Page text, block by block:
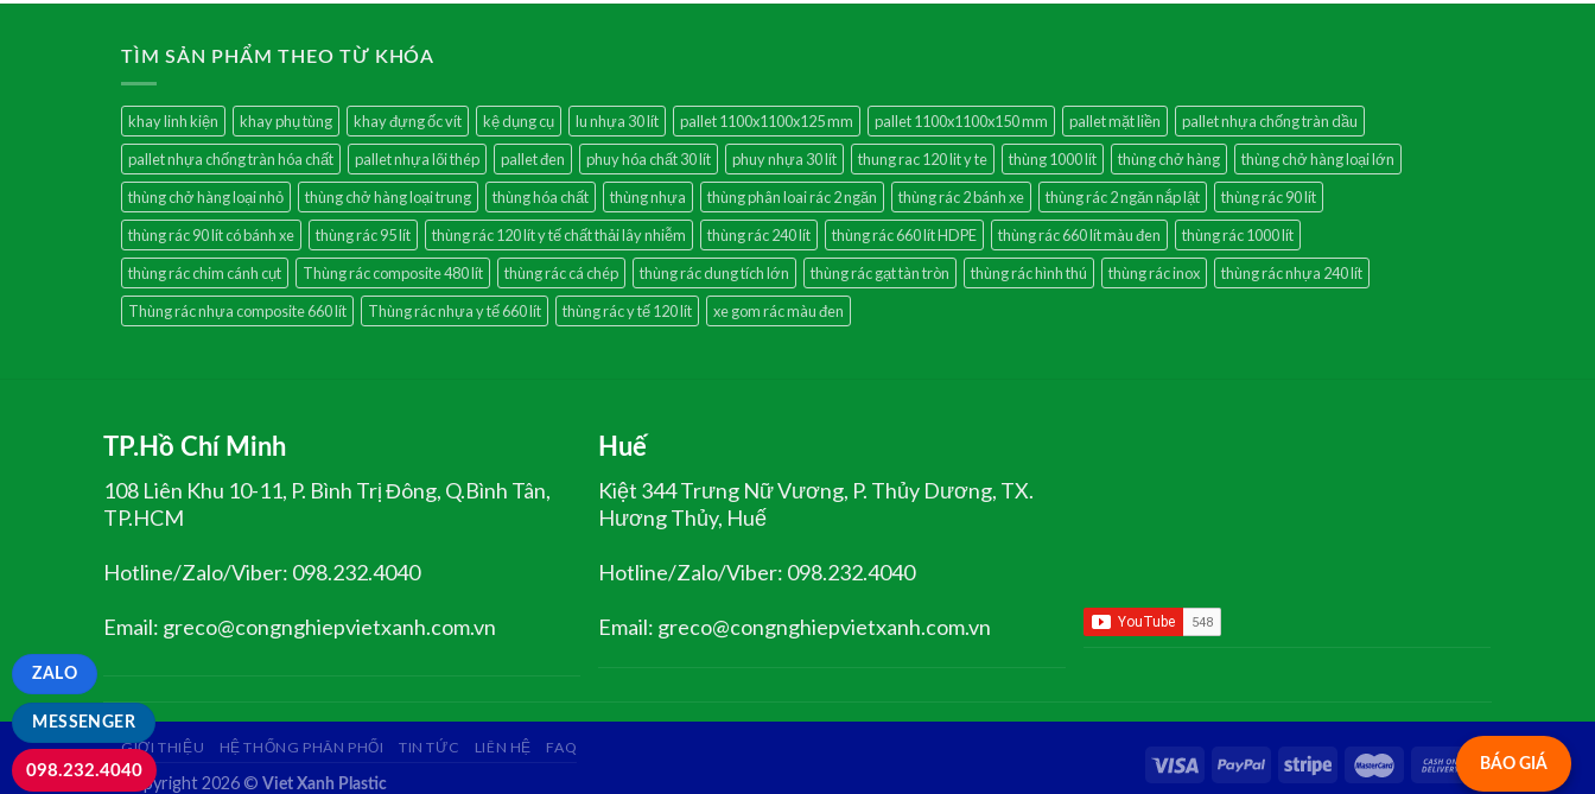
TÌM SẢN PHẨM THEO TỪ KHÓA
khay linh kiện khay phụ tùng khay đựng ốc vít kệ dụng cụ lu nhựa 30 lít pallet 1100x1100x125 mm pallet 1100x1100x150 mm pallet mặt liền
pallet nhựa chống tràn dầu
pallet nhựa chống tràn hóa chất
pallet nhựa lõi thép pallet đen phuy hóa chất 30 lít phuy nhựa 30 lít thung rac 120 lit y te thùng 1000 lít thùng chở hàng
thùng chở hàng loại lớn
thùng chở hàng loại nhỏ
thùng chở hàng loại trung thùng hóa chất thùng nhựa thùng phân loai rác 2 ngăn thùng rác 2 bánh xe thùng rác 2 ngăn nắp lật
thùng rác 90 lít
thùng rác 90 lít có bánh xe
thùng rác 95 lít thùng rác 120 lít y tế chất thải lây nhiễm thùng rác 240 lít thùng rác 660 lít HDPE thùng rác 660 lít màu đen
thùng rác 1000 lít
thùng rác chim cánh cụt
Thùng rác composite 480 lít thùng rác cá chép thùng rác dung tích lớn thùng rác gạt tàn tròn thùng rác hình thú thùng rác inox
thùng rác nhựa 240 lít
Thùng rác nhựa composite 660 lít
Thùng rác nhựa y tế 660 lít thùng rác y tế 120 lít xe gom rác màu đen
TP.Hồ Chí Minh
108 Liên Khu 10-11, P. Bình Trị Đông, Q.Bình Tân,
TP.HCM
Hotline/Zalo/Viber: 098.232.4040
Email: greco@congnghiepvietxanh.com.vn
Huế
Kiệt 344 Trưng Nữ Vương, P. Thủy Dương, TX.
Hương Thủy, Huế
Hotline/Zalo/Viber: 098.232.4040
Email: greco@congnghiepvietxanh.com.vn
BÁO GIÁ
GIỚI THIỆU HỆ THỐNG PHÂN PHỐI TIN TỨC LIÊN HỆ FAQ
Copyright 2026 © Viet Xanh Plastic
MESSENGER
ZALO
098.232.4040